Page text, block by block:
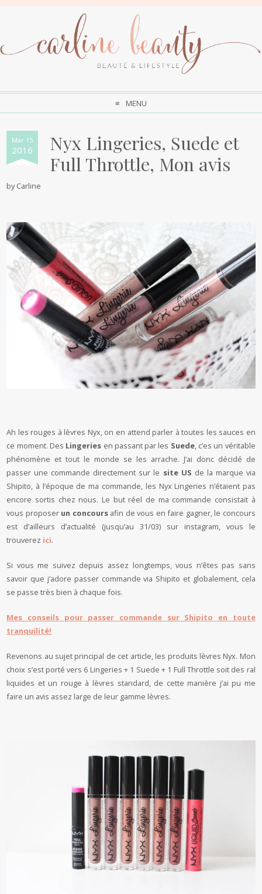
MENU
Mar 15
2016
Nyx Lingeries, Suede et
Full Throttle, Mon avis
byCarline
Ah les rouges à lèvres Nyx, on en attend parler à toutes les sauces en
ce moment. Des Lingeries en passant par les Suede, c’es un véritable
phénomène et tout le monde se les arrache. J’ai donc décidé de
passer une commande directement sur le site US de la marque via
Shipito, à l’époque de ma commande, les Nyx Lingeries n’étaient pas
encore sortis chez nous. Le but réel de ma commande consistait à
vous proposer un concoursafin de vous en faire gagner, le concours
est d’ailleurs d’actualité (jusqu’au 31/03) sur instagram, vous le
trouverez ici.
Si vous me suivez depuis assez longtemps, vous n’êtes pas sans
savoir que j’adore passer commande via Shipito et globalement, cela
se passe très bien à chaque fois.
Mes conseils pour passer commande sur Shipito en toute
tranquilité!
Revenons au sujet principal de cet article, les produits lèvres Nyx. Mon
choix s’est porté vers 6 Lingeries + 1 Suede + 1 Full Throttle soit des ral
liquides et un rouge à lèvres standard, de cette manière j’ai pu me
faire un avis assez large de leur gamme lèvres.